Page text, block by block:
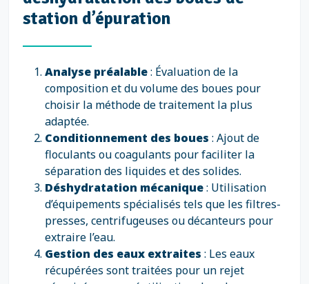
station d’épuration
Analyse préalable: Évaluation de la
composition et du volume des boues pour
choisir la méthode de traitement la plus
adaptée.
Conditionnement des boues : Ajout de
floculants ou coagulants pour faciliter la
séparation des liquides et des solides.
Déshydratation mécanique: Utilisation
d’équipements spécialisés tels que les filtres-
presses, centrifugeuses ou décanteurs pour
extraire l’eau.
Gestion des eaux extraites : Les eaux
récupérées sont traitées pour un rejet